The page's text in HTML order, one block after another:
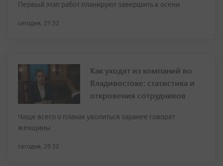
Первый этап работ планируют завершить к осени
сегодня, 21:32
Как уходят из компаний во
Владивостоке: статистика и
откровения сотрудников
Чаще всего о планах уволиться заранее говорят
женщины
сегодня, 20:32